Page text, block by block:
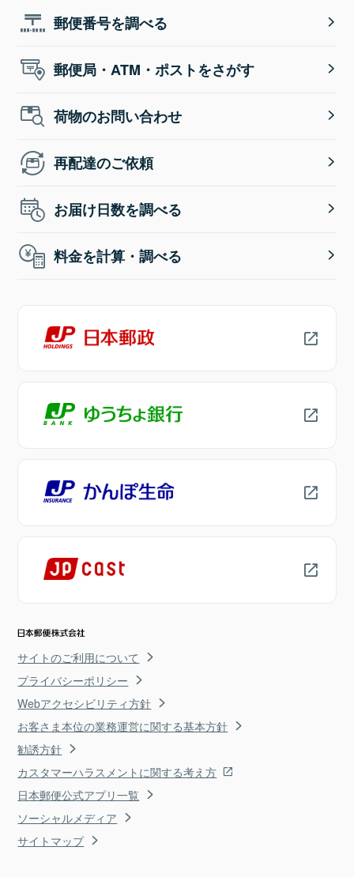
郵便番号を調べる
郵便局・ATM・ポストをさがす
荷物のお問い合わせ
再配達のご依頼
お届け日数を調べる
料金を計算・調べる
サイトのご利用について
プライバシーポリシー
Webアクセシビリティ方針
お客さま本位の業務運営に関する基本方針
勧誘方針
カスタマーハラスメントに関する考え方
日本郵便公式アプリ一覧
ソーシャルメディア
サイトマップ